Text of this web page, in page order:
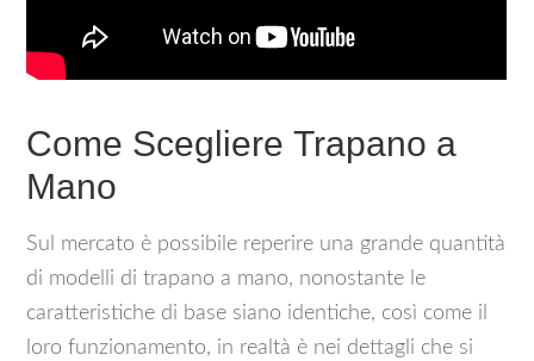
Come Scegliere Trapano a
Mano
Sul mercato è possibile reperire una grande quantità
di modelli di trapano a mano, nonostante le
caratteristiche di base siano identiche, così come il
loro funzionamento, in realtà è nei dettagli che si